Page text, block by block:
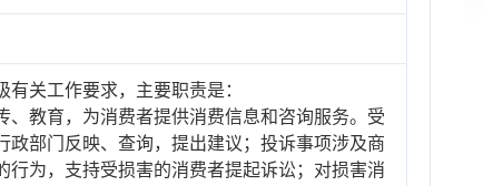
关工作要求，主要职责是：
教育，为消费者提供消费信息和咨询服务。受
部门反映、查询，提出建议；投诉事项涉及商
为，支持受损害的消费者提起诉讼；对损害消